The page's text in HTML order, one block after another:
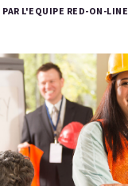
L'EQUIPE RED-ON-LINE